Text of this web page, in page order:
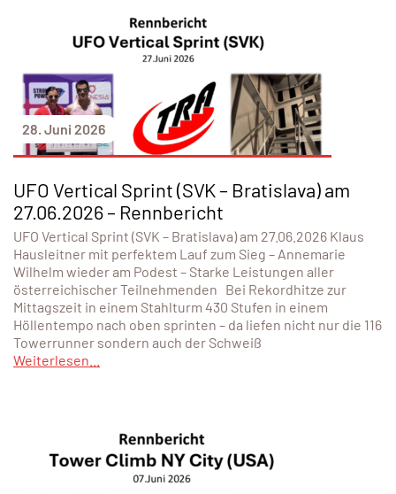
28. Juni 2026
UFO Vertical Sprint (SVK – Bratislava) am
27.06.2026 – Rennbericht
UFO Vertical Sprint (SVK – Bratislava) am 27.06.2026 Klaus
Hausleitner mit perfektem Lauf zum Sieg – Annemarie
Wilhelm wieder am Podest – Starke Leistungen aller
österreichischer Teilnehmenden Bei Rekordhitze zur
Mittagszeit in einem Stahlturm 430 Stufen in einem
Höllentempo nach oben sprinten – da liefen nicht nur die 116
Towerrunner sondern auch der Schweiß
Weiterlesen...